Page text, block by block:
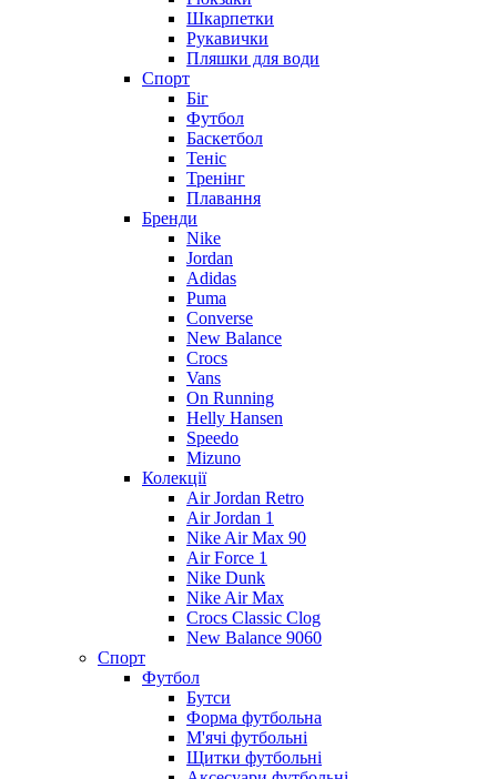
Шкарпетки
Рукавички
Пляшки для води
Спорт
Біг
Футбол
Баскетбол
Теніс
Тренінг
Плавання
Бренди
Nike
Jordan
Adidas
Puma
Converse
New Balance
Crocs
Vans
On Running
Helly Hansen
Speedo
Mizuno
Колекції
Air Jordan Retro
Air Jordan 1
Nike Air Max 90
Air Force 1
Nike Dunk
Nike Air Max
Crocs Classic Clog
New Balance 9060
Спорт
Футбол
Бутси
Форма футбольна
М'ячі футбольні
Щитки футбольні